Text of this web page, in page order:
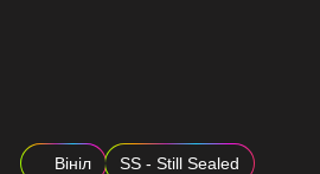
Вініл SS - Still Sealed